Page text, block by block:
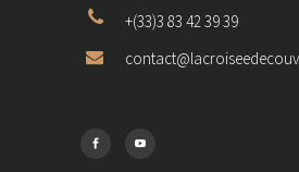
+(33)3 83 42 39 39